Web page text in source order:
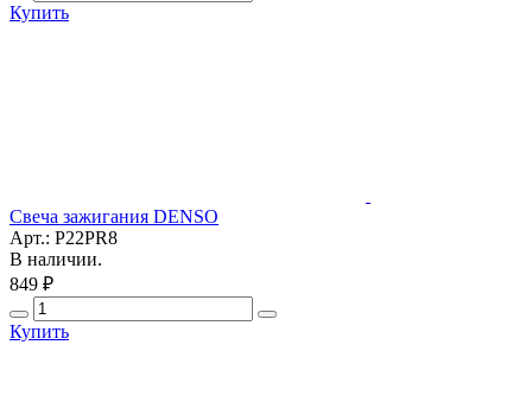
Купить
Свеча зажигания DENSO
Арт.: P22PR8
В наличии.
849 ₽
Купить